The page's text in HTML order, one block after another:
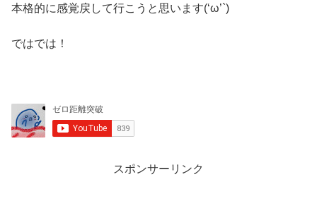
本格的に感覚戻して行こうと思います(‘ω’`)
ではでは！
スポンサーリンク